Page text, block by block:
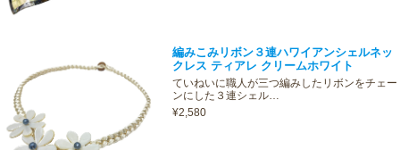
編みこみリボン３連ハワイアンシェルネッ
クレス ティアレ クリームホワイト
ていねいに職人が三つ編みしたリボンをチェー
ンにした３連シェル…
¥2,580